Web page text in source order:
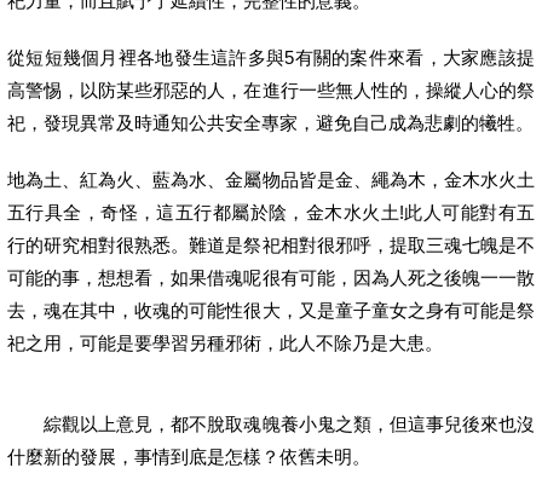
從短短幾個月裡各地發生這許多與5有關的案件來看，大家應該提
高警惕，以防某些邪惡的人，在進行一些無人性的，操縱人心的祭
祀，發現異常及時通知公共安全專家，避免自己成為悲劇的犧牲。
地為土、紅為火、藍為水、金屬物品皆是金、繩為木，金木水火土
五行具全，奇怪，這五行都屬於陰，金木水火土!此人可能對有五
行的研究相對很熟悉。難道是祭祀相對很邪呼，提取三魂七魄是不
可能的事，想想看，如果借魂呢很有可能，因為人死之後魄一一散
去，魂在其中，收魂的可能性很大，又是童子童女之身有可能是祭
祀之用，可能是要學習另種邪術，此人不除乃是大患。
綜觀以上意見，都不脫取魂魄養小鬼之類，但這事兒後來也沒
什麼新的發展，事情到底是怎樣？依舊未明。